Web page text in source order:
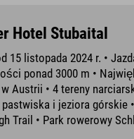
Hotel Stubaital
15 listopada 2024 r. •
ponad 3000 m •
Austrii • 4 tereny
i jeziora górskie
Trail • Park rowerowy